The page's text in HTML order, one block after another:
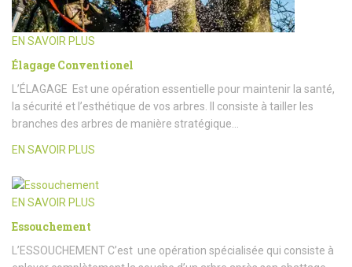
EN SAVOIR PLUS
Élagage Conventionel
L’ÉLAGAGE Est une opération essentielle pour maintenir la santé,
la sécurité et l’esthétique de vos arbres. Il consiste à tailler les
branches des arbres de manière stratégique…
EN SAVOIR PLUS
EN SAVOIR PLUS
Essouchement
L’ESSOUCHEMENT C’est une opération spécialisée qui consiste à